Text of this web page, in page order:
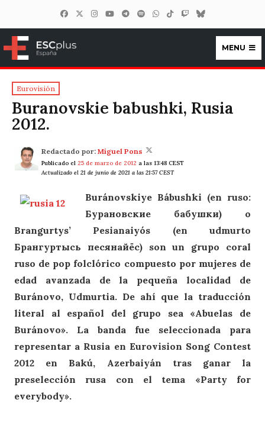
ESCplus España
MENU
Eurovisión
Buranovskie babushki, Rusia
2012.
Redactado por: Miguel Pons
Publicado el 25 de marzo de 2012 a las 13:48 CEST
Actualizado el 21 de junio de 2021 a las 21:57 CEST
Buránovskiye Bábushki (en ruso:
Бурановские бабушки) o
Brangurtys’ Pesianaiyós (en udmurto
Брангуртысь песянайёс) son un grupo coral
ruso de pop folclórico compuesto por mujeres de
edad avanzada de la pequeña localidad de
Buránovo, Udmurtia. De ahí que la traducción
literal al español del grupo sea «Abuelas de
Buránovo». La banda fue seleccionada para
representar a Rusia en Eurovision Song Contest
2012 en Bakú, Azerbaiyán tras ganar la
preselección rusa con el tema «Party for
everybody».